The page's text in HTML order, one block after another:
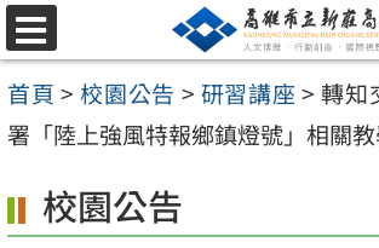
跳
至
主
要
容
選
單
首頁 > 校園公告 > 研習講座 > 轉知
署「陸上強風特報鄉鎮燈號」相關
校園公告